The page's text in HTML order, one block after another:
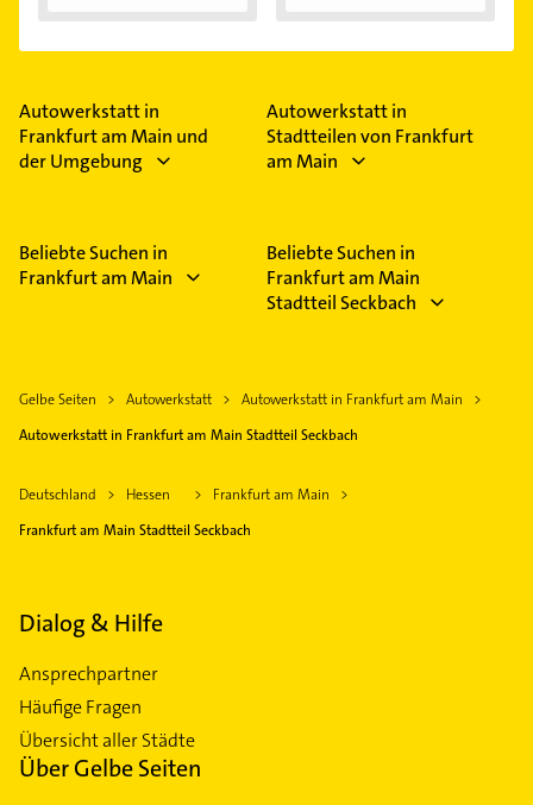
Autowerkstatt in
Frankfurt am Main und
der Umgebung
Autowerkstatt in
Stadtteilen von Frankfurt
am Main
Beliebte Suchen in
Frankfurt am Main
Beliebte Suchen in
Frankfurt am Main
Stadtteil Seckbach
Gelbe Seiten Autowerkstatt
Autowerkstatt in Frankfurt am Main
Autowerkstatt in Frankfurt am Main Stadtteil Seckbach
Deutschland Hessen
Frankfurt am Main
Frankfurt am Main Stadtteil Seckbach
Dialog & Hilfe
Ansprechpartner
Häufige Fragen
Übersicht aller Städte
Über Gelbe Seiten